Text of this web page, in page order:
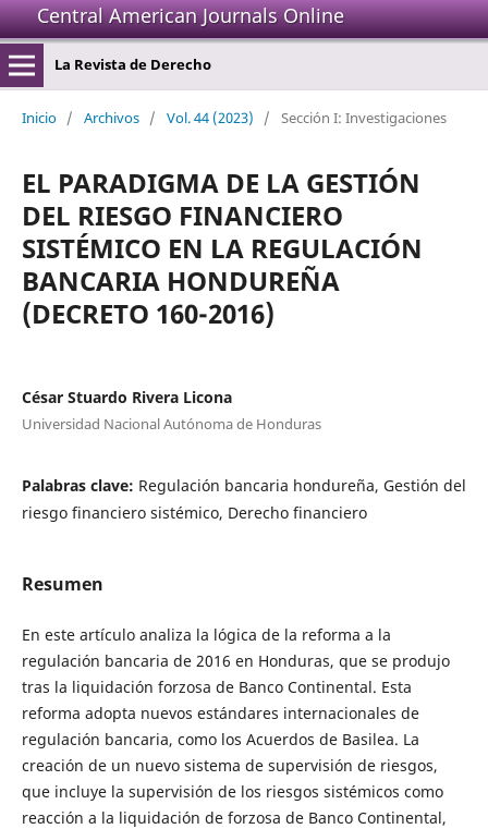
Central American Journals Online
La Revista de Derecho
Inicio / Archivos / Vol. 44 (2023) / Sección I: Investigaciones
EL PARADIGMA DE LA GESTIÓN
DEL RIESGO FINANCIERO
SISTÉMICO EN LA REGULACIÓN
BANCARIA HONDUREÑA
(DECRETO 160-2016)
César Stuardo Rivera Licona
Universidad Nacional Autónoma de Honduras
Palabras clave: Regulación bancaria hondureña, Gestión del
riesgo financiero sistémico, Derecho financiero
Resumen
En este artículo analiza la lógica de la reforma a la
regulación bancaria de 2016 en Honduras, que se produjo
tras la liquidación forzosa de Banco Continental. Esta
reforma adopta nuevos estándares internacionales de
regulación bancaria, como los Acuerdos de Basilea. La
creación de un nuevo sistema de supervisión de riesgos,
que incluye la supervisión de los riesgos sistémicos como
reacción a la liquidación de forzosa de Banco Continental,